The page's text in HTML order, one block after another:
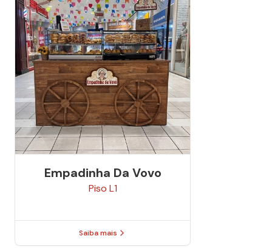
Empadinha Da Vovo
Piso L1
Saiba mais